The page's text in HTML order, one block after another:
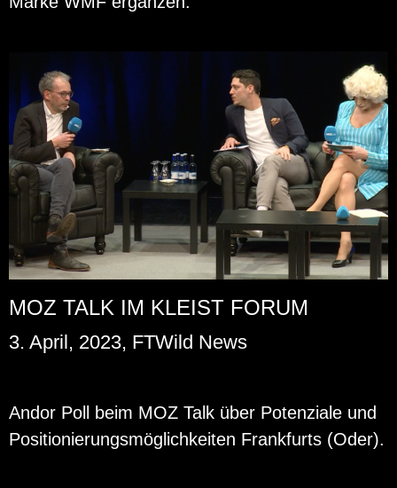
MOZ TALK IM KLEIST FORUM
3. April, 2023, FTWild News
Andor Poll beim MOZ Talk über Po­ten­zia­le und
Po­si­tio­nie­rungs­mög­lich­kei­ten Frank­furts (Oder).